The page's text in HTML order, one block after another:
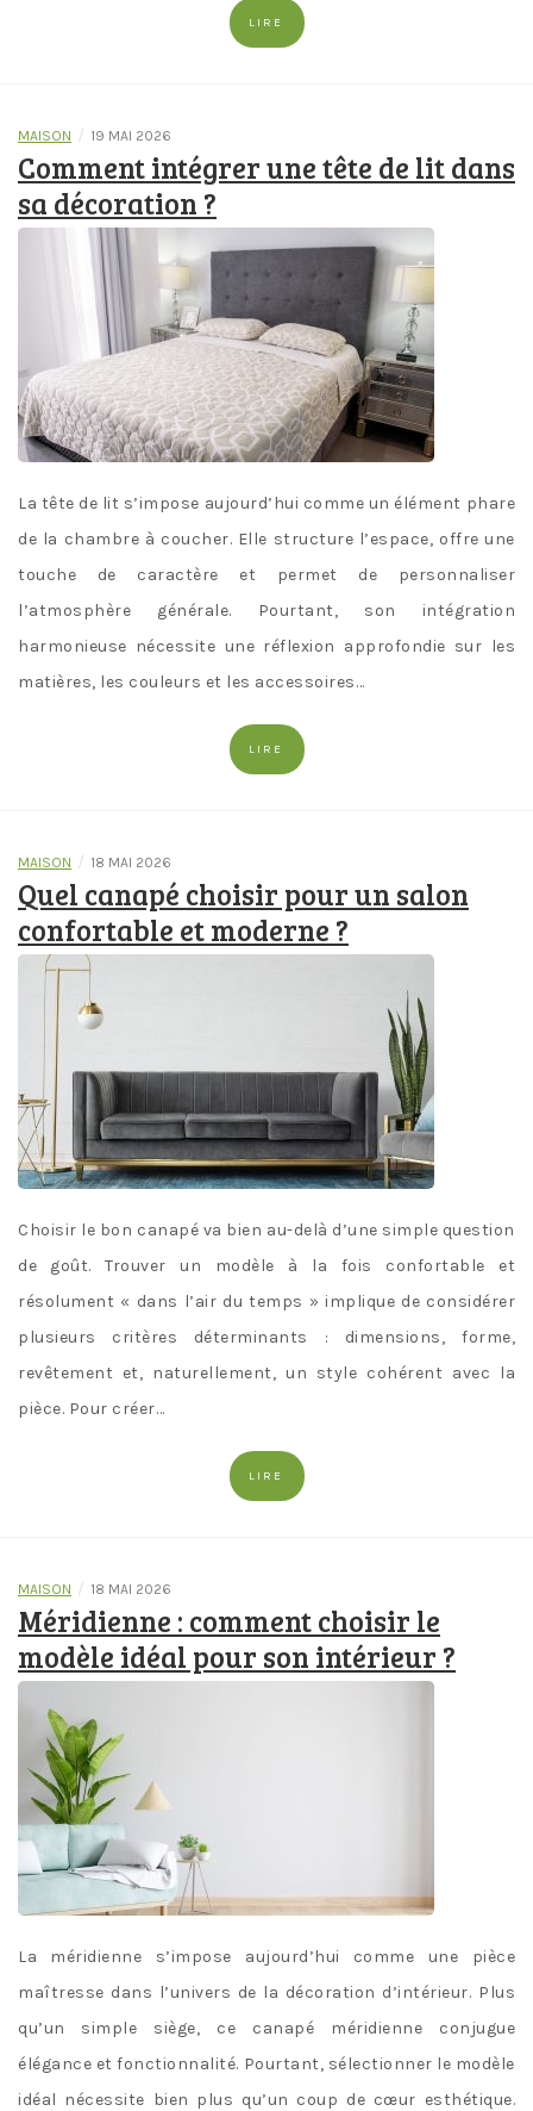
LIRE
MAISON / 19 MAI 2026
Comment intégrer une tête de lit dans
sa décoration ?
La tête de lit s’impose aujourd’hui comme un élément phare
de la chambre à coucher. Elle structure l’espace, offre une
touche de caractère et permet de personnaliser
l’atmosphère générale. Pourtant, son intégration
harmonieuse nécessite une réflexion approfondie sur les
matières, les couleurs et les accessoires…
LIRE
MAISON / 18 MAI 2026
Quel canapé choisir pour un salon
confortable et moderne ?
Choisir le bon canapé va bien au-delà d’une simple question
de goût. Trouver un modèle à la fois confortable et
résolument « dans l’air du temps » implique de considérer
plusieurs critères déterminants : dimensions, forme,
revêtement et, naturellement, un style cohérent avec la
pièce. Pour créer…
LIRE
MAISON / 18 MAI 2026
Méridienne : comment choisir le
modèle idéal pour son intérieur ?
La méridienne s’impose aujourd’hui comme une pièce
maîtresse dans l’univers de la décoration d’intérieur. Plus
qu’un simple siège, ce canapé méridienne conjugue
élégance et fonctionnalité. Pourtant, sélectionner le modèle
idéal nécessite bien plus qu’un coup de cœur esthétique.